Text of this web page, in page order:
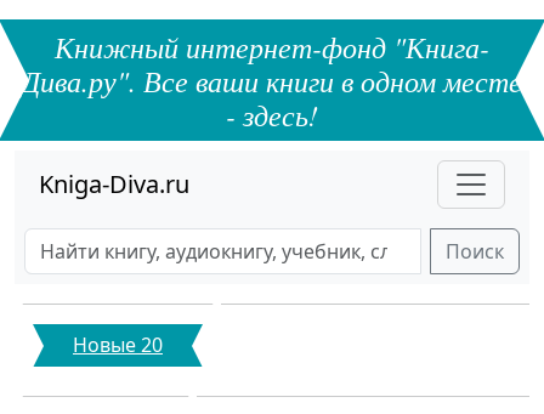
Книжный интернет-фонд "Книга-
Дива.ру". Все ваши книги в одном месте
- здесь!
Kniga-Diva.ru
Поиск
Новые 20